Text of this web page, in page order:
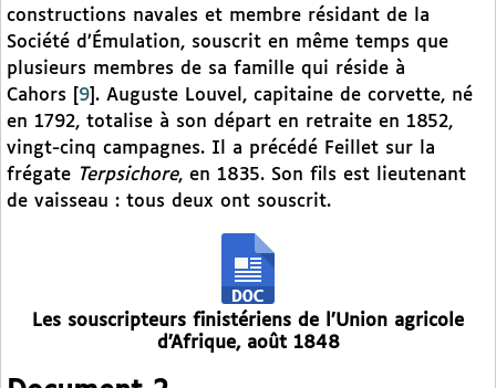
constructions navales et membre résidant de la
Société d’Émulation, souscrit en même temps que
plusieurs membres de sa famille qui réside à
Cahors
9 . Auguste Louvel, capitaine de corvette, né
en 1792, totalise à son départ en retraite en 1852,
vingt-cinq campagnes. Il a précédé Feillet sur la
frégate Terpsichore, en 1835. Son fils est lieutenant
de vaisseau : tous deux ont souscrit.
Les souscripteurs finistériens de l’Union agricole
d’Afrique, août 1848